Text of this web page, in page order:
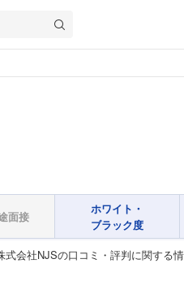
面接
ホワイト・
ブラック度
会社NJSの口コミ・評判に関する